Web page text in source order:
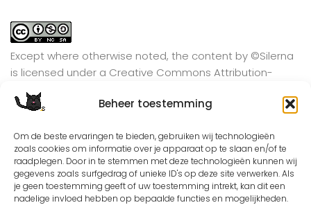
Beheer toestemming
Om de beste ervaringen te bieden, gebruiken wij technologieën
zoals cookies om informatie over je apparaat op te slaan en/of te
raadplegen. Door in te stemmen met deze technologieën kunnen wij
gegevens zoals surfgedrag of unieke ID's op deze site verwerken. Als
je geen toestemming geeft of uw toestemming intrekt, kan dit een
nadelige invloed hebben op bepaalde functies en mogelijkheden.
Except where otherwise noted, the content by ©Silerna
is licensed under a Creative Commons Attribution-
NonCommercial-ShareAlike 4.0 International
View on Instagram